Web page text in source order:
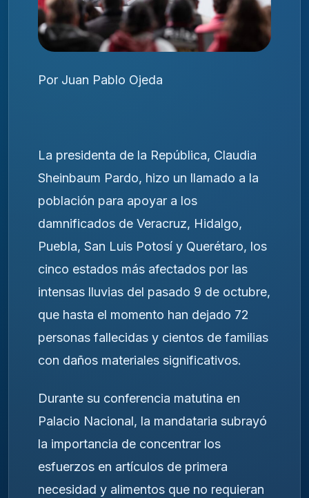
Por Juan Pablo Ojeda
La presidenta de la República, Claudia
Sheinbaum Pardo, hizo un llamado a la
población para apoyar a los
damnificados de Veracruz, Hidalgo,
Puebla, San Luis Potosí y Querétaro, los
cinco estados más afectados por las
intensas lluvias del pasado 9 de octubre,
que hasta el momento han dejado 72
personas fallecidas y cientos de familias
con daños materiales significativos.
Durante su conferencia matutina en
Palacio Nacional, la mandataria subrayó
la importancia de concentrar los
esfuerzos en artículos de primera
necesidad y alimentos que no requieran